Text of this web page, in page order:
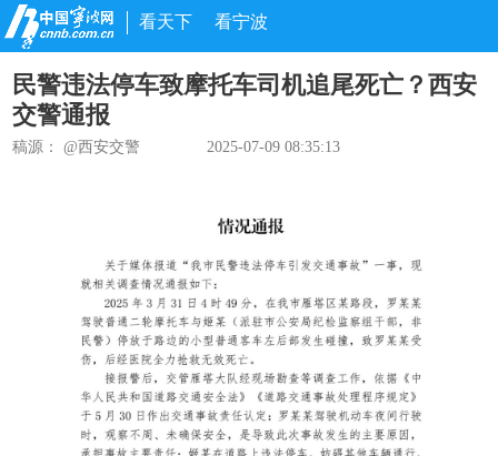
看天下 看宁波
民警违法停车致摩托车司机追尾死亡？西安
交警通报
稿源：@西安交警 2025-07-09 08:35:13